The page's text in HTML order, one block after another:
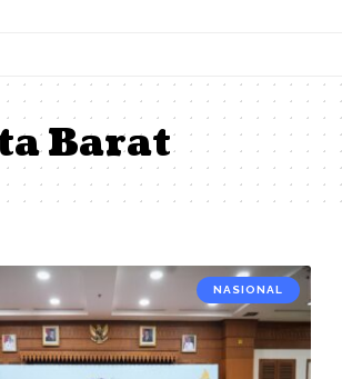
Barat
NASIONAL